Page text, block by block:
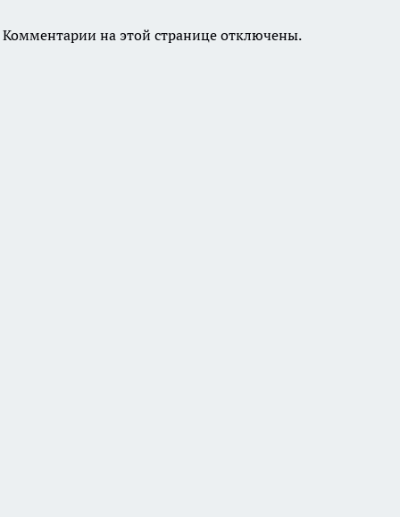
Комментарии на этой странице отключены.